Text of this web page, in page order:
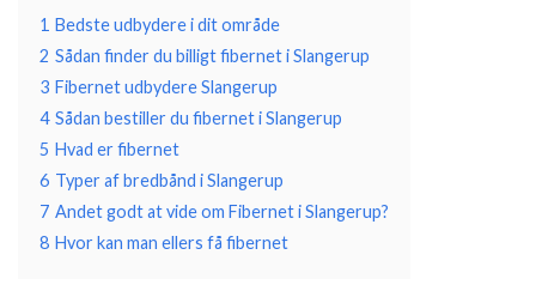
1 Bedste udbydere i dit område
2 Sådan finder du billigt fibernet i Slangerup
3 Fibernet udbydere Slangerup
4 Sådan bestiller du fibernet i Slangerup
5 Hvad er fibernet
6 Typer af bredbånd i Slangerup
7 Andet godt at vide om Fibernet i Slangerup?
8 Hvor kan man ellers få fibernet